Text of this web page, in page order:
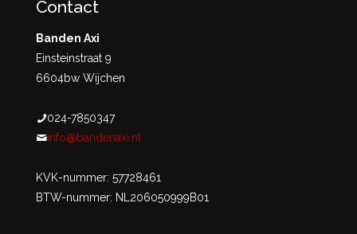
Contact
Banden Axi
Einsteinstraat 9
6604bw Wijchen
024-7850347
info@bandenaxi.nl
KVK-nummer: 57728461
BTW-nummer: NL206050999B01